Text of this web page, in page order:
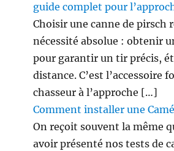
guide complet pour
Choisir une canne de pirsch
nécessité absolue : obtenir
pour garantir un tir précis,
distance. C’est l’accessoire
chasseur à l’approche […]
Comment installer une
On reçoit souvent la même
avoir présenté nos tests de